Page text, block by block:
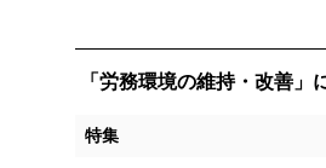
「労務環境の維持・改善
特集